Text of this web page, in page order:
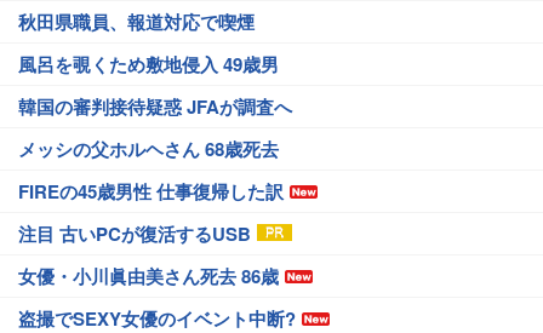
秋田県職員、報道対応で喫煙
風呂を覗くため敷地侵入 49歳男
韓国の審判接待疑惑 JFAが調査へ
メッシの父ホルヘさん 68歳死去
FIREの45歳男性 仕事復帰した訳
注目 古いPCが復活するUSB
女優・小川眞由美さん死去 86歳
盗撮でSEXY女優のイベント中断?